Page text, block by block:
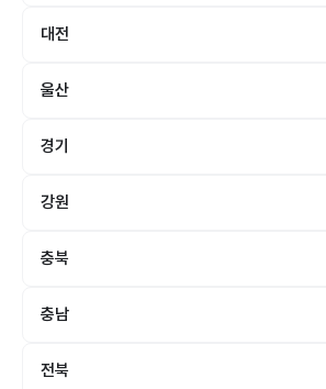
대전
울산
경기
강원
충북
충남
전북